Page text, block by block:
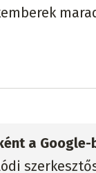
a Google-